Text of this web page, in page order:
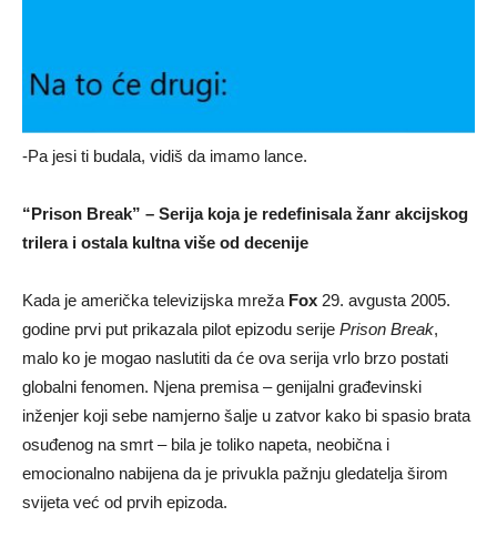
-Pa jesi ti budala, vidiš da imamo lance.
“Prison Break” – Serija koja je redefinisala žanr akcijskog
trilera i ostala kultna više od decenije
Kada je američka televizijska mreža Fox 29. avgusta 2005.
godine prvi put prikazala pilot epizodu serije Prison Break,
malo ko je mogao naslutiti da će ova serija vrlo brzo postati
globalni fenomen. Njena premisa – genijalni građevinski
inženjer koji sebe namjerno šalje u zatvor kako bi spasio brata
osuđenog na smrt – bila je toliko napeta, neobična i
emocionalno nabijena da je privukla pažnju gledatelja širom
svijeta već od prvih epizoda.